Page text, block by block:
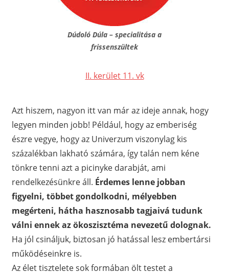
Dúdoló Dúla – specialitása a
frissenszültek
II. kerület 11. vk
Azt hiszem, nagyon itt van már az ideje annak, hogy
legyen minden jobb! Például, hogy az emberiség
észre vegye, hogy az Univerzum viszonylag kis
százalékban lakható számára, így talán nem kéne
tönkre tenni azt a picinyke darabját, ami
rendelkezésünkre áll. Érdemes lenne jobban
figyelni, többet gondolkodni, mélyebben
megérteni, hátha hasznosabb tagjaivá tudunk
válni ennek az ökoszisztéma nevezetű dolognak.
Ha jól csináljuk, biztosan jó hatással lesz embertársi
működéseinkre is.
Az élet tisztelete sok formában ölt testet a